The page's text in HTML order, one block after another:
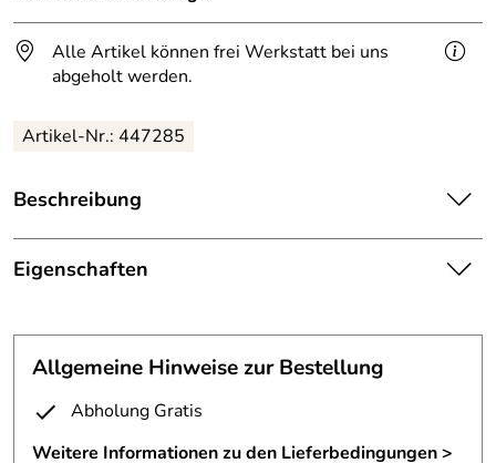
Alle Artikel können frei Werkstatt bei uns
abgeholt werden.
Artikel-Nr.: 447285
Beschreibung
Unser Kunde hat aus Platzgründen für den Tisch keine
Verwendung mehr.
Tisch oder Beistelltisch aus gewickeltem Stahlblech und
Der Beistell Tisch ist aus 1 mm Stahlblechstreifen, die zu
einem Rohr gewickelt und autogen miteinander
Eigenschaften
Material:
Stahlblech 1mm und 6 mm Glas
Oberfläche:
Stahl mit Messingabrieb und farblos
lackiert
Allgemeine Hinweise zur Bestellung
Abholung Gratis
Weitere Informationen zu den Lieferbedingungen >